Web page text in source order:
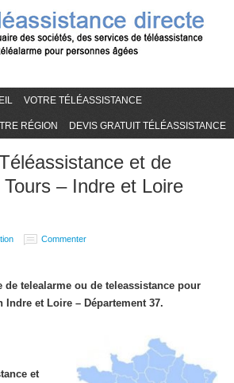
VOTRE TÉLÉASSISTANCE
RÉGION DEVIS GRATUIT TÉLÉASSISTANCE
et de
– Indre et Loire
Commenter
de telealarme ou de teleassistance pour
Indre et Loire – Département 37.
et